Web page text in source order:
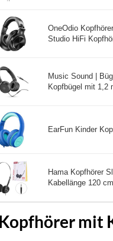
OneOdio
Studio HiFi
Music Sound |
Kopfbügel mit 1,2
EarFun Kinder
Hama Kopfhörer
Kabellänge 120
mit